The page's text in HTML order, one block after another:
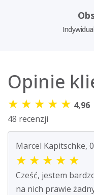
Opinie
★ ★ ★ ★ ★ 4,96
48 recenzji
Marcel Kapitschke,
★ ★ ★ ★ ★
Cześć, jestem
na nich prawie